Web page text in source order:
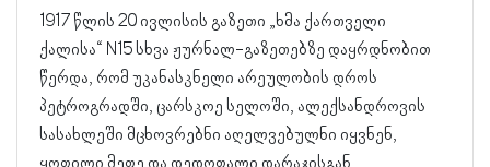
1917 წლის 20 ივლისის გაზეთი „ხმა ქართველი
ქალისა“ N15 სხვა ჟურნალ-გაზეთებზე დაყრდნობით
წერდა, რომ უკანასკნელი არეულობის დროს
პეტროგრადში, ცარსკოე სელოში, ალექსანდროვის
სასახლეში მცხოვრებნი აღელვებულნი იყვნენ,